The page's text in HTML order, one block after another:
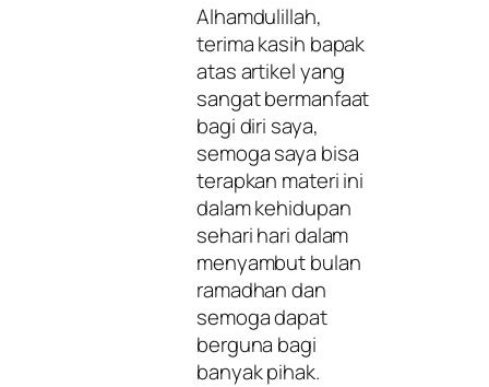
Alhamdulillah,
terima kasih bapak
atas artikel yang
sangat bermanfaat
bagi diri saya,
semoga saya bisa
terapkan materi ini
dalam kehidupan
sehari hari dalam
menyambut bulan
ramadhan dan
semoga dapat
berguna bagi
banyak pihak.